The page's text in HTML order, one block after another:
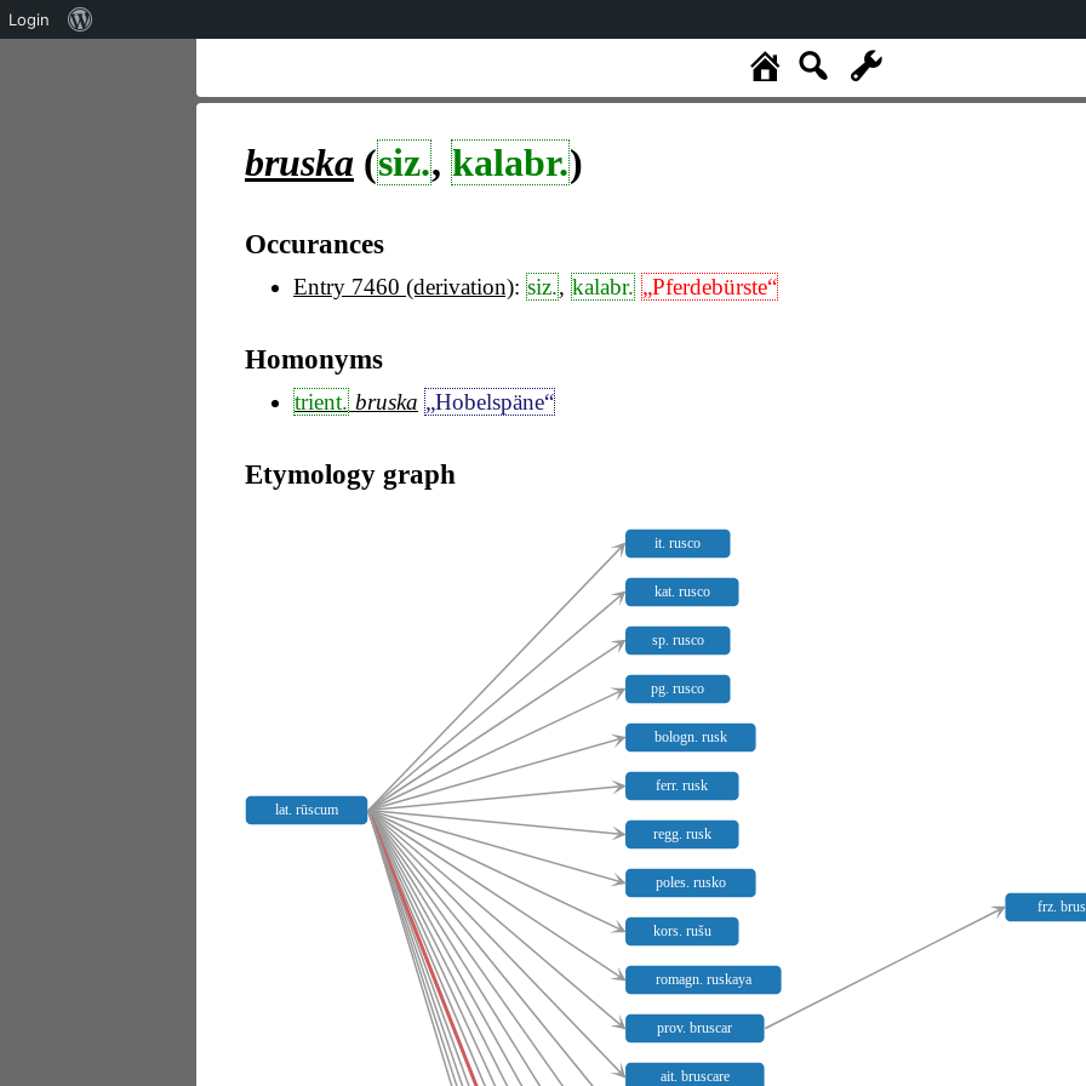
bruska (siz., kalabr.)
Occurances
Entry 7460 (derivation): siz., kalabr. „Pferdebürste“
Homonyms
trient. bruska „Hobelspäne“
Etymology graph
lat. rūscum
it. rusco
kat. rusco
sp. rusco
pg. rusco
bologn. rusk
ferr. rusk
regg. rusk
poles. rusko
kors. rušu
romagn. ruskaya
prov. bruscar
ait. bruscare
frz.
Login